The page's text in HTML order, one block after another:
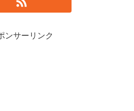
ンサーリンク